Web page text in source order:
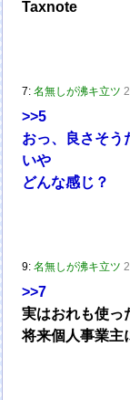
Taxnote
7:名無しが沸キ立ツ
>>5
おっ、良さそう
いや
どんな感じ？
9:名無しが沸キ立ツ
>>7
実はおれも使
将来個人事業主